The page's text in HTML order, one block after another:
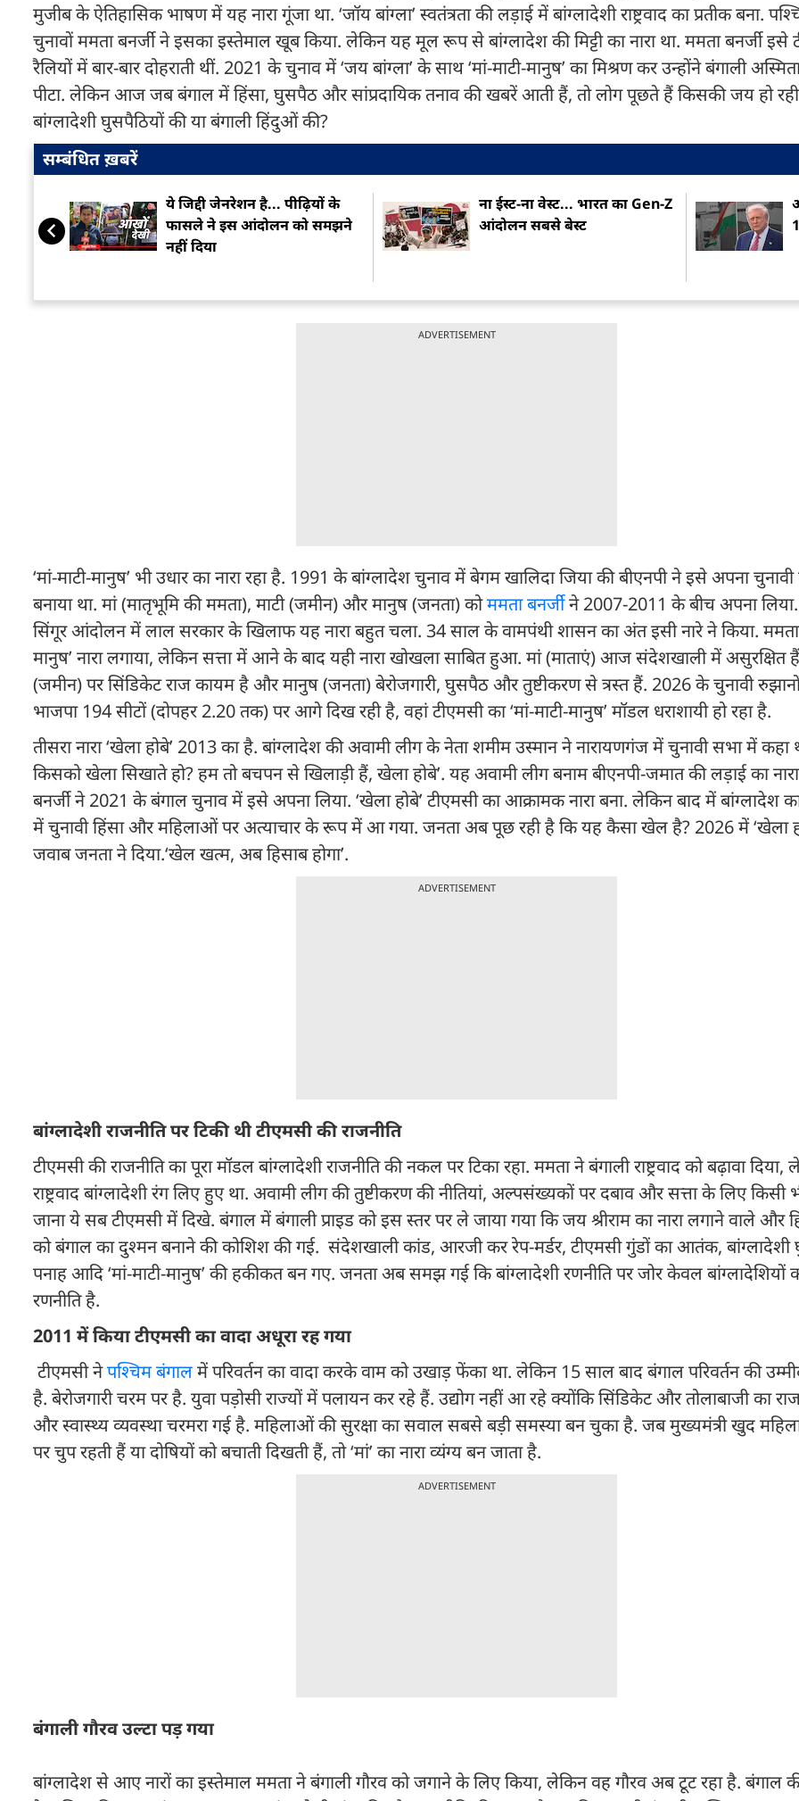
मुजीब के ऐतिहासिक भाषण में यह नारा गूंजा था. ‘जॉय बांग्ला’ स्वतंत्रता की लड़ाई में बांग्लादेशी राष्ट्रवाद का प्रतीक बना.
चुनावों ममता बनर्जी ने इसका इस्तेमाल खूब किया. लेकिन यह मूल रूप से बांग्लादेश की मिट्टी का नारा था. ममता बनर्जी इसे
रैलियों में बार-बार दोहराती थीं. 2021 के चुनाव में ‘जय बांग्ला’ के साथ ‘मां-माटी-मानुष’ का मिश्रण कर उन्होंने बंगाली
पीटा. लेकिन आज जब बंगाल में हिंसा, घुसपैठ और सांप्रदायिक तनाव की खबरें आती हैं, तो लोग पूछते हैं किसकी जय हो
बांग्लादेशी घुसपैठियों की या बंगाली हिंदुओं की?
सम्बंधित ख़बरें
ये जिद्दी जेनरेशन है... पीढ़ियों के
फासले ने इस आंदोलन को समझने
नहीं दिया
ना ईस्ट-ना वेस्ट... भारत का Gen-Z
आंदोलन सबसे बेस्ट
ADVERTISEMENT
‘मां-माटी-मानुष’ भी उधार का नारा रहा है. 1991 के बांग्लादेश चुनाव में बेगम खालिदा जिया की बीएनपी ने इसे अपना
बनाया था. मां (मातृभूमि की ममता), माटी (जमीन) और मानुष (जनता) कोममता बनर्जीने 2007-2011 के बीच अपना लिया.
सिंगूर आंदोलन में लाल सरकार के खिलाफ यह नारा बहुत चला. 34 साल के वामपंथी शासन का अंत इसी नारे ने किया. ममता
मानुष’ नारा लगाया, लेकिन सत्ता में आने के बाद यही नारा खोखला साबित हुआ. मां (माताएं) आज संदेशखाली में असुरक्षित
(जमीन) पर सिंडिकेट राज कायम है और मानुष (जनता) बेरोजगारी, घुसपैठ और तुष्टीकरण से त्रस्त हैं. 2026 के चुनावी
भाजपा 194 सीटों (दोपहर 2.20 तक) पर आगे दिख रही है, वहां टीएमसी का ‘मां-माटी-मानुष’ मॉडल धराशायी हो रहा है.
तीसरा नारा ‘खेला होबे’ 2013 का है. बांग्लादेश की अवामी लीग के नेता शमीम उस्मान ने नारायणगंज में चुनावी सभा में कहा
किसको खेला सिखाते हो? हम तो बचपन से खिलाड़ी हैं, खेला होबे’. यह अवामी लीग बनाम बीएनपी-जमात की लड़ाई का
बनर्जी ने 2021 के बंगाल चुनाव में इसे अपना लिया. ‘खेला होबे’ टीएमसी का आक्रामक नारा बना. लेकिन बाद में बांग्लादेश
में चुनावी हिंसा और महिलाओं पर अत्याचार के रूप में आ गया. जनता अब पूछ रही है कि यह कैसा खेल है? 2026 में ‘खेला
जवाब जनता ने दिया.‘खेल खत्म, अब हिसाब होगा’.
ADVERTISEMENT
बांग्लादेशी राजनीति पर टिकी थी टीएमसी की राजनीति
टीएमसी की राजनीति का पूरा मॉडल बांग्लादेशी राजनीति की नकल पर टिका रहा. ममता ने बंगाली राष्ट्रवाद को बढ़ावा
राष्ट्रवाद बांग्लादेशी रंग लिए हुए था. अवामी लीग की तुष्टीकरण की नीतियां, अल्पसंख्यकों पर दबाव और सत्ता के लिए
जाना ये सब टीएमसी में दिखे. बंगाल में बंगाली प्राइड को इस स्तर पर ले जाया गया कि जय श्रीराम का नारा लगाने वाले और
को बंगाल का दुश्मन बनाने की कोशिश की गई. संदेशखाली कांड, आरजी कर रेप-मर्डर, टीएमसी गुंडों का आतंक, बांग्लादेशी
पनाह आदि ‘मां-माटी-मानुष’ की हकीकत बन गए. जनता अब समझ गई कि बांग्लादेशी रणनीति पर जोर केवल बांग्लादेशियों
रणनीति है.
2011 में किया टीएमसी का वादा अधूरा रह गया
टीएमसी नेपश्चिम बंगालमें परिवर्तन का वादा करके वाम को उखाड़ फेंका था. लेकिन 15 साल बाद बंगाल परिवर्तन की
है. बेरोजगारी चरम पर है. युवा पड़ोसी राज्यों में पलायन कर रहे हैं. उद्योग नहीं आ रहे क्योंकि सिंडिकेट और तोलाबाजी का राज
और स्वास्थ्य व्यवस्था चरमरा गई है. महिलाओं की सुरक्षा का सवाल सबसे बड़ी समस्या बन चुका है. जब मुख्यमंत्री खुद
पर चुप रहती हैं या दोषियों को बचाती दिखती हैं, तो ‘मां’ का नारा व्यंग्य बन जाता है.
ADVERTISEMENT
बंगाली गौरव उल्टा पड़ गया
बांग्लादेश से आए नारों का इस्तेमाल ममता ने बंगाली गौरव को जगाने के लिए किया, लेकिन वह गौरव अब टूट रहा है. बंगाल